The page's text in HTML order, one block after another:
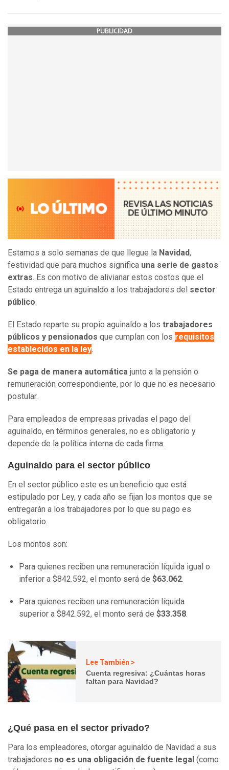
PUBLICIDAD
Estamos a solo semanas de que llegue la Navidad,
festividad que para muchos significa una serie de gastos
extras. Es con motivo de alivianar estos costos que el
Estado entrega un aguinaldo a los trabajadores del sector
público.
El Estado reparte su propio aguinaldo a los trabajadores
públicos y pensionados que cumplan con los requisitos
establecidos en la ley.
Se paga de manera automática junto a la pensión o
remuneración correspondiente, por lo que no es necesario
postular.
Para empleados de empresas privadas el pago del
aguinaldo, en términos generales, no es obligatorio y
depende de la política interna de cada firma.
Aguinaldo para el sector público
En el sector público este es un beneficio que está
estipulado por Ley, y cada año se fijan los montos que se
entregarán a los trabajadores por lo que su pago es
obligatorio.
Los montos son:
Para quienes reciben una remuneración líquida igual o
inferior a $842.592, el monto será de $63.062.
Para quienes reciben una remuneración líquida
superior a $842.592, el monto será de $33.358.
Lee También >
Cuenta regresiva: ¿Cuántas horas
faltan para Navidad?
¿Qué pasa en el sector privado?
Para los empleadores, otorgar aguinaldo de Navidad a sus
trabajadores no es una obligación de fuente legal (como